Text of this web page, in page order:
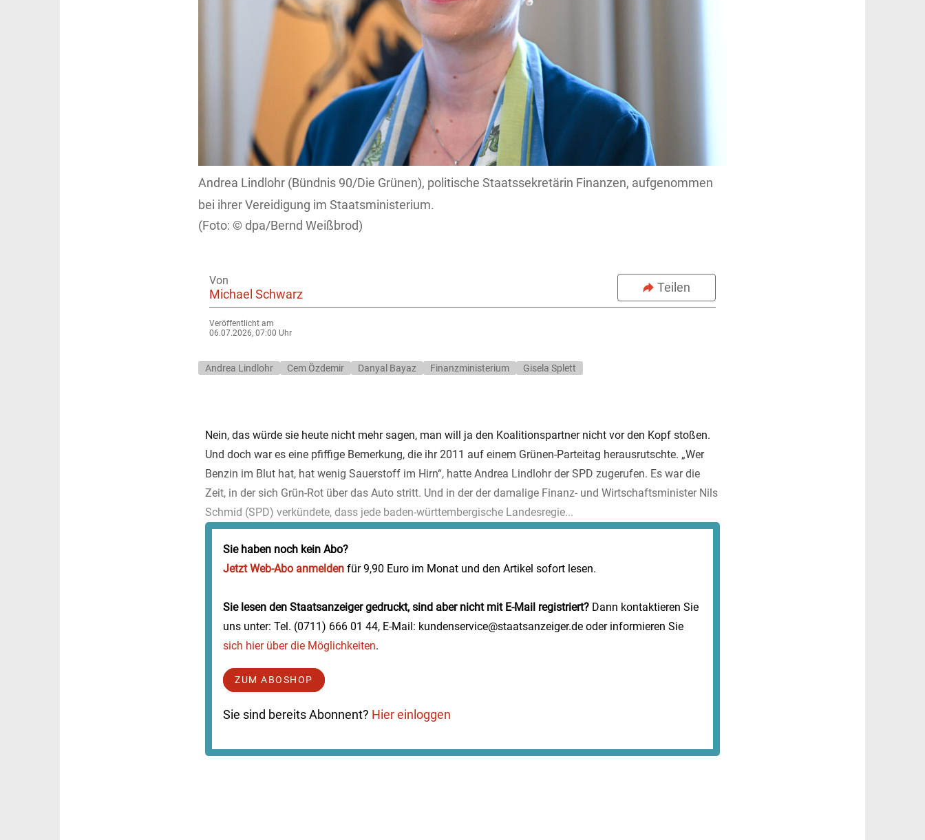
Andrea Lindlohr (Bündnis 90/Die Grünen), politische Staatssekretärin Finanzen, aufgenommen
bei ihrer Vereidigung im Staatsministerium.
dpa/Bernd Weißbrod)
Von
Michael Schwarz Teilen
Veröffentlicht am
06.07.2026, 07:00 Uhr
Andrea Lindlohr Cem Özdemir Danyal Bayaz Finanzministerium Gisela Splett
Nein, das würde sie heute nicht mehr sagen, man will ja den Koalitionspartner nicht vor den Kopf stoßen.
Und doch war es eine pfiffige Bemerkung, die ihr 2011 auf einem Grünen-Parteitag herausrutschte. „Wer
Benzin im Blut hat, hat wenig Sauerstoff im Hirn“, hatte Andrea Lindlohr der SPD zugerufen. Es war die
Zeit, in der sich Grün-Rot über das Auto stritt. Und in der der damalige Finanz- und Wirtschaftsminister Nils
Schmid (SPD) verkündete, dass jede baden-württembergische Landesregie...
Sie haben noch kein Abo?
Jetzt Web-Abo anmelden für 9,90 Euro im Monat und den Artikel sofort lesen.
Sie lesen den Staatsanzeiger gedruckt, sind aber nicht mit E-Mail registriert? Dann kontaktieren Sie
uns unter: Tel. (0711) 666 01 44, E-Mail: kundenservice@staatsanzeiger.de oder informieren Sie
sich hier über die Möglichkeiten.
ZUM ABOSHOP
Sie sind bereits Abonnent? Hier einloggen